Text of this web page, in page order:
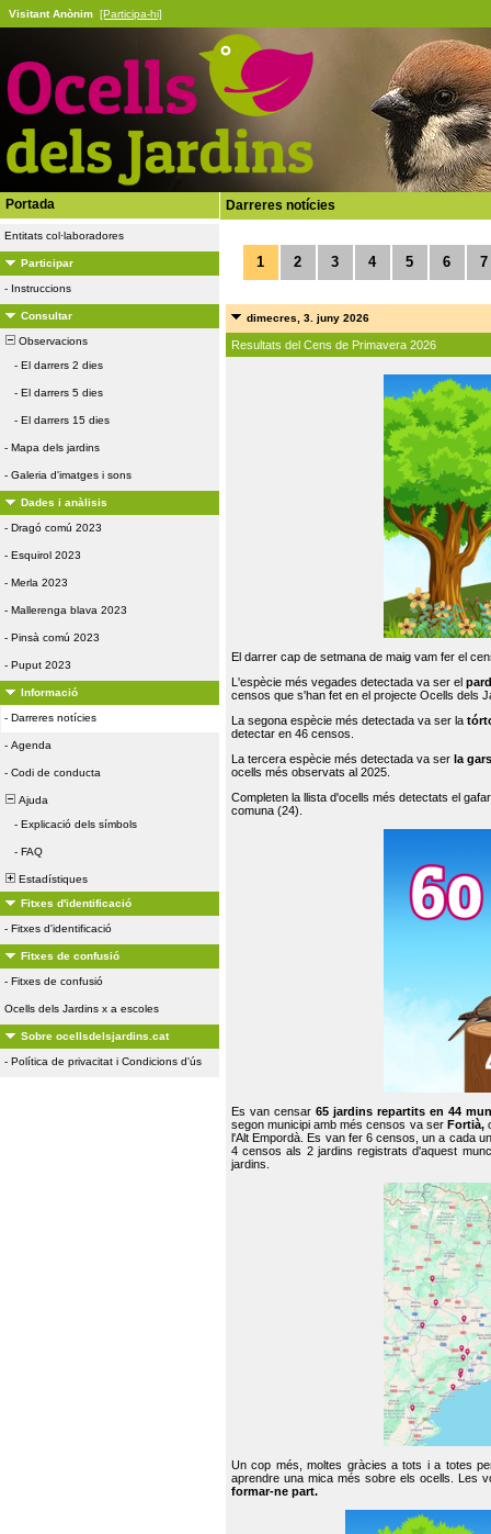
Visitant Anònim [Participa-hi]
Portada
Entitats col·laboradores
Participar
- Instruccions
Consultar
Observacions
- El darrers 2 dies
- El darrers 5 dies
- El darrers 15 dies
- Mapa dels jardins
- Galeria d'imatges i sons
Dades i anàlisis
- Dragó comú 2023
- Esquirol 2023
- Merla 2023
- Mallerenga blava 2023
- Pinsà comú 2023
- Puput 2023
Informació
- Darreres notícies
- Agenda
- Codi de conducta
Ajuda
- Explicació dels símbols
- FAQ
Estadístiques
Fitxes d'identificació
- Fitxes d'identificació
Fitxes de confusió
- Fitxes de confusió
Ocells dels Jardins x a escoles
Sobre ocellsdelsjardins.cat
- Política de privacitat i Condicions d'ús
Darreres notícies
1 2 3 4 5 6 7
dimecres, 3. juny 2026
Resultats del Cens de Primavera 2026
El darrer cap de setmana de maig vam fer el
L'espècie més vegades detectada va ser el
censos que s'han fet en el projecte Ocells dels
La segona espècie més detectada va ser la
detectar en 46 censos.
La tercera espècie més detectada va ser la
ocells més observats al 2025.
Completen la llista d'ocells més detectats el
comuna (24).
Es van censar65 jardins repartits en 44
segon municipi amb més censos va ser Fortià,
l'Alt Empordà. Es van fer 6 censos, un a cada
4 censos als 2 jardins registrats d'aquest
jardins.
Un cop més, moltes gràcies a tots i a totes
aprendre una mica més sobre els ocells. Les
formar-ne part.